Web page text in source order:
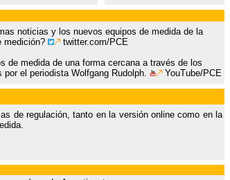
noticias y los nuevos equipos de medida de la
medición?
twitter.com/PCE
de medida de una forma cercana a través de los
el periodista Wolfgang Rudolph.
YouTube/PCE
de regulación, tanto en la versión online como en la